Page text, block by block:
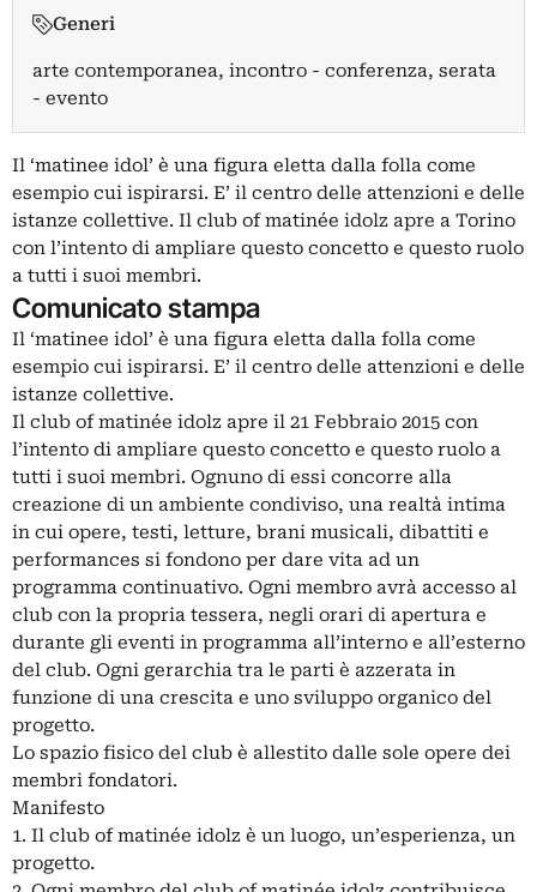
Generi
arte contemporanea, incontro - conferenza, serata
- evento
Il ‘matinee idol’ è una figura eletta dalla folla come
esempio cui ispirarsi. E’ il centro delle attenzioni e delle
istanze collettive. Il club of matinée idolz apre a Torino
con l’intento di ampliare questo concetto e questo ruolo
a tutti i suoi membri.
Comunicato stampa
Il ‘matinee idol’ è una figura eletta dalla folla come
esempio cui ispirarsi. E’ il centro delle attenzioni e delle
istanze collettive.
Il club of matinée idolz apre il 21 Febbraio 2015 con
l’intento di ampliare questo concetto e questo ruolo a
tutti i suoi membri. Ognuno di essi concorre alla
creazione di un ambiente condiviso, una realtà intima
in cui opere, testi, letture, brani musicali, dibattiti e
performances si fondono per dare vita ad un
programma continuativo. Ogni membro avrà accesso al
club con la propria tessera, negli orari di apertura e
durante gli eventi in programma all’interno e all’esterno
del club. Ogni gerarchia tra le parti è azzerata in
funzione di una crescita e uno sviluppo organico del
progetto.
Lo spazio fisico del club è allestito dalle sole opere dei
membri fondatori.
Manifesto
1. Il club of matinée idolz è un luogo, un’esperienza, un
progetto.